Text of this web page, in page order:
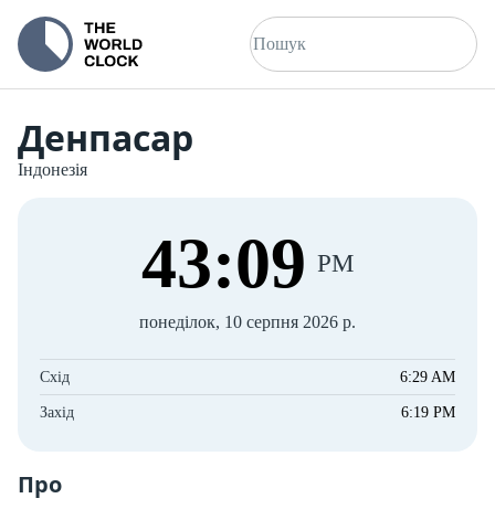
Денпасар
Індонезія
43:09 PM
понеділок, 10 серпня 2026 р.
Схід 6:29 AM
Захід 6:19 PM
Про